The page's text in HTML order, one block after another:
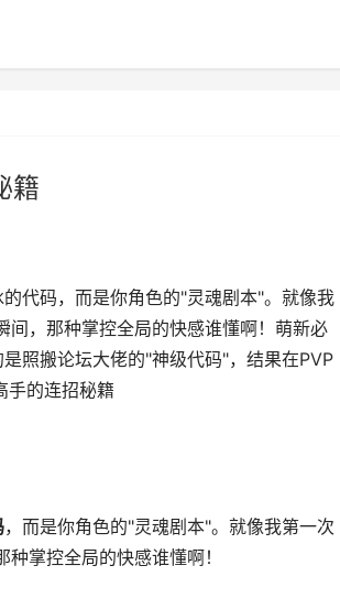
籍
代码，而是你角色的"灵魂剧本"。就像我
间，那种掌控全局的快感谁懂啊！萌新必
照搬论坛大佬的"神级代码"，结果在PVP
的连招秘籍
，而是你角色的"灵魂剧本"。就像我第一次
掌控全局的快感谁懂啊！